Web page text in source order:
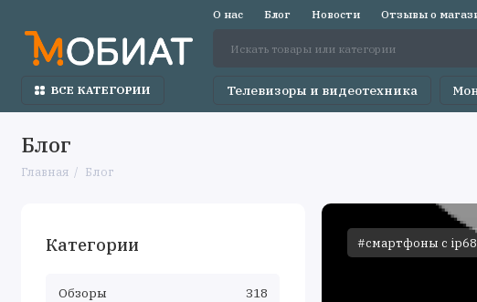
О нас Блог Новости Отзывы о
ВСЕ КАТЕГОРИИ Телевизоры и видеотехника
Блог
Главная Блог
Категории
Обзоры 318
#смартфоны с ip68